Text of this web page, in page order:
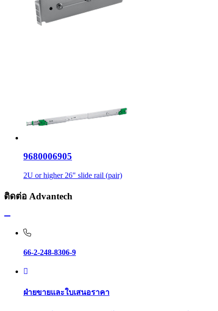
9680006905
2U or higher 26" slide rail (pair)
ติดต่อ Advantech
66-2-248-8306-9
ฝ่ายขายและใบเสนอราคา